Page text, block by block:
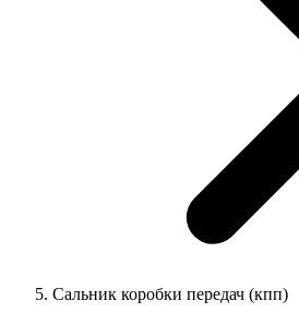
Сальник коробки передач (кпп)